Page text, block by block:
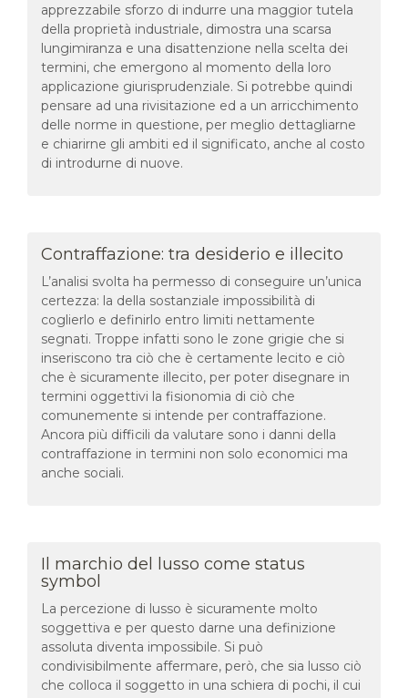
apprezzabile sforzo di indurre una maggior tutela
della proprietà industriale, dimostra una scarsa
lungimiranza e una disattenzione nella scelta dei
termini, che emergono al momento della loro
applicazione giurisprudenziale. Si potrebbe quindi
pensare ad una rivisitazione ed a un arricchimento
delle norme in questione, per meglio dettagliarne
e chiarirne gli ambiti ed il significato, anche al costo
di introdurne di nuove.
Contraffazione: tra desiderio e illecito
L’analisi svolta ha permesso di conseguire un’unica
certezza: la della sostanziale impossibilità di
coglierlo e definirlo entro limiti nettamente
segnati. Troppe infatti sono le zone grigie che si
inseriscono tra ciò che è certamente lecito e ciò
che è sicuramente illecito, per poter disegnare in
termini oggettivi la fisionomia di ciò che
comunemente si intende per contraffazione.
Ancora più difficili da valutare sono i danni della
contraffazione in termini non solo economici ma
anche sociali.
Il marchio del lusso come status
symbol
La percezione di lusso è sicuramente molto
soggettiva e per questo darne una definizione
assoluta diventa impossibile. Si può
condivisibilmente affermare, però, che sia lusso ciò
che colloca il soggetto in una schiera di pochi, il cui